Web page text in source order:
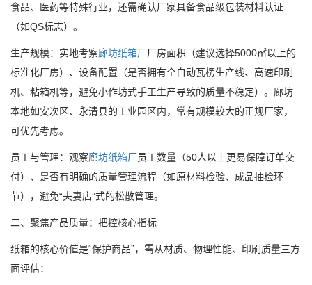
食品、医药等特殊行业，还需确认厂家具备食品级包装材料认证
（如QS标志）。
生产规模：实地考察廊坊纸箱厂厂房面积（建议选择5000㎡以上的
标准化厂房）、设备配置（是否拥有全自动瓦楞生产线、高速印刷
机、粘箱机等，避免小作坊式手工生产导致的质量不稳定）。廊坊
本地如安次区、永清县的工业园区内，常有规模较大的正规厂家，
可优先考虑。
员工与管理：观察廊坊纸箱厂员工数量（50人以上更易保障订单交
付）、是否有明确的质量管理流程（如原材料检验、成品抽检环
节），避免“夫妻店”式的松散管理。
二、聚焦产品质量：把控核心指标
纸箱的核心价值是“保护商品”，需从材质、物理性能、印刷质量三方
面评估：